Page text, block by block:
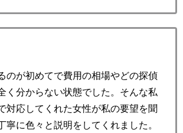
のが初めてで費用の相場やどの探偵
く分からない状態でした。そんな私
対応してくれた女性が私の要望を聞
寧に色々と説明をしてくれました。